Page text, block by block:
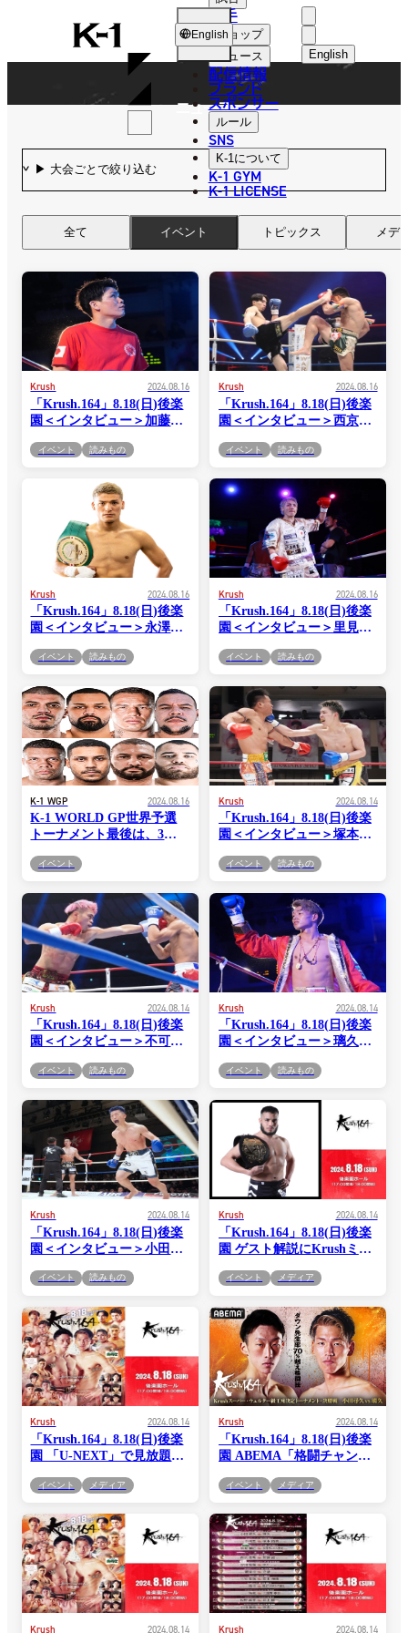
K-
1
English
한국어
中文（繁體
選手
ショップ
ニュース
配信情報
ブランド
スポンサー
ルール
SNS
K-1について
K-1 GYM
K-1 LICENSE
English
NEWS
ニュース
全て イベント トピックス メデ
Krush 2024.08.16
「Krush.164」8.18(日)後楽
園＜インタビュー＞加藤港
るのはKOだと思うので、
分でも競って勝った記憶が
あんまりないので、勝つな
ら自分のパターンにハメて
ワンサイドで、というイメ
ージはあります」
イベント 読みもの
Krush 2024.08.16
「Krush.164」8.18(日)後楽
園＜インタビュー＞西京佑
ゃって、その分を早く取り
るので、この試合で勝ち方
もこだわっていきたい」
イベント 読みもの
Krush 2024.08.16
「Krush.164」8.18(日)後楽
園＜インタビュー＞永澤サ
をやってきて、もう引退か
に、やっと第2の格闘人生
というか、Krushに来れ
て、これも絶対何かの縁だ
と思ってるので、絶対この
試合でインパクトを残しま
す」
イベント 読みもの
Krush 2024.08.16
「Krush.164」8.18(日)後楽
園＜インタビュー＞里見柚
間として、今回も外敵です
イ試合だと思ってるかもし
れないですけど、速攻で終
わらせて、また下から這い
上がってきてもらおうかな
って思ってます」
イベント 読みもの
K-1 WGP 2024.08.16
K-1 WORLD GP世界予選
トーナメント最後は、3人
激戦区に！＝8.24ブラジル
イベント
Krush 2024.08.14
「Krush.164」8.18(日)後楽
園＜インタビュー＞塚本拓
今回勝って、リングの上か
1人いるんですよ。だから
しっかり勝って、お客さん
とか運営の方々がいる前
で、自分の口で言おうと思
ってます」
イベント 読みもの
Krush 2024.08.14
「Krush.164」8.18(日)後楽
園＜インタビュー＞不可思
んですよ。後楽園にしかな
ので。その後楽園を、今回
は熱くさせる自信がありま
す」
イベント 読みもの
Krush 2024.08.14
「Krush.164」8.18(日)後楽
園＜インタビュー＞璃久
んで。でないと、10月のK-
し」
イベント 読みもの
Krush 2024.08.14
「Krush.164」8.18(日)後楽
園＜インタビュー＞小田尋
でもぶっ倒して、10月、あ
っ倒せるように、やってや
りたいなと思ってます」
イベント 読みもの
Krush 2024.08.14
「Krush.164」8.18(日)後楽
園 ゲスト解説にKrushミド
手が登場！
イベント メディア
Krush 2024.08.14
「Krush.164」8.18(日)後楽
園 「U-NEXT」で見放題ラ
イベント メディア
Krush 2024.08.14
「Krush.164」8.18(日)後楽
園 ABEMA「格闘チャンネ
継！
イベント メディア
Krush 2024.08.14 Krush 2024.08.14